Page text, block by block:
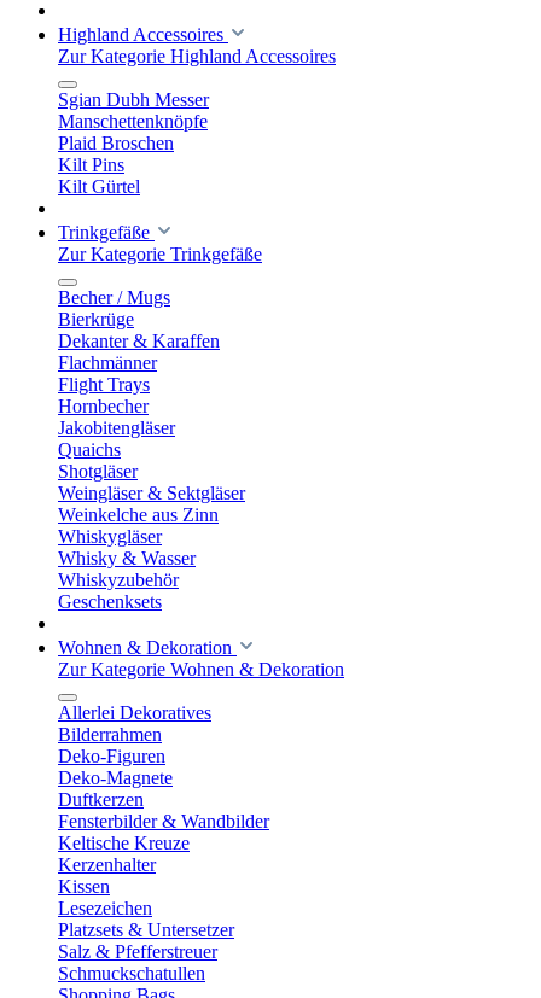
Highland Accessoires
Zur Kategorie Highland Accessoires
Sgian Dubh Messer
Manschettenknöpfe
Plaid Broschen
Kilt Pins
Kilt Gürtel
Trinkgefäße
Zur Kategorie Trinkgefäße
Becher / Mugs
Bierkrüge
Dekanter & Karaffen
Flachmänner
Flight Trays
Hornbecher
Jakobitengläser
Quaichs
Shotgläser
Weingläser & Sektgläser
Weinkelche aus Zinn
Whiskygläser
Whisky & Wasser
Whiskyzubehör
Geschenksets
Wohnen & Dekoration
Zur Kategorie Wohnen & Dekoration
Allerlei Dekoratives
Bilderrahmen
Deko-Figuren
Deko-Magnete
Duftkerzen
Fensterbilder & Wandbilder
Keltische Kreuze
Kerzenhalter
Kissen
Lesezeichen
Platzsets & Untersetzer
Salz & Pfefferstreuer
Schmuckschatullen